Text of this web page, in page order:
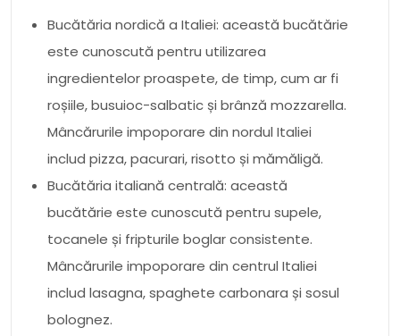
Bucătăria nordică a Italiei: această bucătărie
este cunoscută pentru utilizarea
ingredientelor proaspete, de timp, cum ar fi
roșiile, busuioc-salbatic și brânză mozzarella.
Mâncărurile impoporare din nordul Italiei
includ pizza, pacurari, risotto și mămăligă.
Bucătăria italiană centrală: această
bucătărie este cunoscută pentru supele,
tocanele și fripturile boglar consistente.
Mâncărurile impoporare din centrul Italiei
includ lasagna, spaghete carbonara și sosul
bolognez.